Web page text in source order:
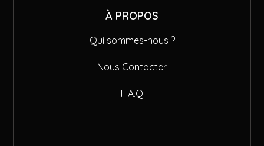
À PROPOS
Qui sommes-nous ?
Nous Contacter
F.A.Q